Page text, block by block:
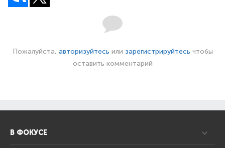
Пожалуйста, авторизуйтесь или зарегистрируйтесь чтобы
оставить комментарий
В ФОКУСЕ